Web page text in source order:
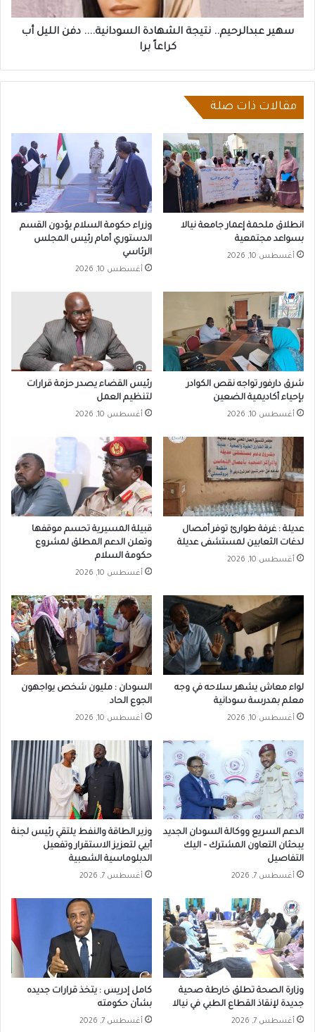
كراعاً
سهير عبدالرحيم.. نتيجة الشهادة السودانية.... دفن الليل أب
كراعاً برا
مقالات ذات صلة
انطلاق ملحمة إعمار جامعة نيالا
بسواعد مجتمعية
أغسطس 10, 2026
وزراء حكومة السلام يؤدون القسم
الدستوري أمام رئيس المجلس
الرئاسي
أغسطس 10, 2026
شرق دارفور تواجه نقص الكوادر
بإحياء أكاديمية الضعين
أغسطس 10, 2026
رئيس القضاء يصدر حزمة قرارات
لتنظيم العمل
أغسطس 10, 2026
عديلة : غرفة طوارئ توفر أمصال
لدغات الثعابين لمستشفى عديلة
أغسطس 10, 2026
قبيلة المسيرية تحسم موقفها
وتعلن الدعم المطلق لمشروع
حكومة السلام
أغسطس 10, 2026
لواء معاش يشهر سلاحه في وجه
معلم بمدرسة سودانية
أغسطس 10, 2026
السودان : مليون شخص يواجهون
الجوع الحاد
أغسطس 10, 2026
الدعم السريع ووكالة السودان الجديد
يبحثان التعاون المشترك – اليك
التفاصيل
أغسطس 7, 2026
وزير الطاقة والنفط يلتقي رئيس لجنة
أبيي لتعزيز الاستقرار وتفعيل
الدبلوماسية الشعبية
أغسطس 7, 2026
وزارة الصحة تطلق خارطة صحية
جديدة لإنقاذ القطاع الطبي في نيالا
أغسطس 7, 2026
كامل إدريس : يتخذ قرارات جديده
بشأن حكومته
أغسطس 7, 2026